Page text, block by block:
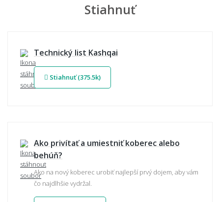
Stiahnuť
Technický list Kashqai
Stiahnuť (375.5k)
Ako privítať a umiestniť koberec alebo
behúň?
Ako na nový koberec urobiť najlepší prvý dojem, aby vám
čo najdlhšie vydržal.